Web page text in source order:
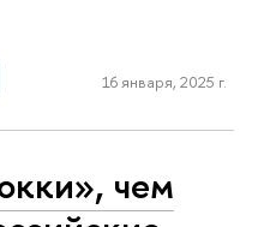
16 января, 2025 г.
чем